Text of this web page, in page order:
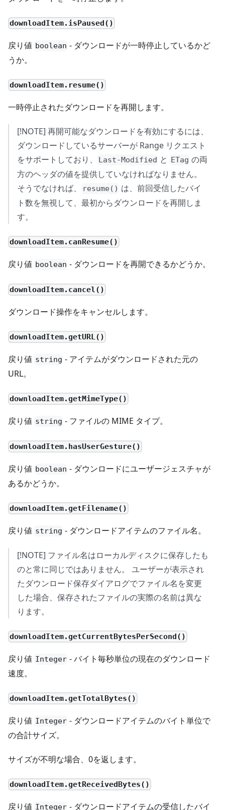
downloadItem.isPaused()
戻り値 boolean - ダウンロードが一時停止しているかど
うか。
downloadItem.resume()
一時停止されたダウンロードを再開します。
[!NOTE] 再開可能なダウンロードを有効にするには、
ダウンロードしているサーバーが Range リクエスト
をサポートしており、
Last-Modified と ETag の両
方のヘッダの値を提供していなければなりません。
そうでなければ、
resume() は、前回受信したバイ
ト数を無視して、最初からダウンロードを再開しま
す。
downloadItem.canResume()
戻り値 boolean - ダウンロードを再開できるかどうか。
downloadItem.cancel()
ダウンロード操作をキャンセルします。
downloadItem.getURL()
戻り値 string - アイテムがダウンロードされた元の
URL。
downloadItem.getMimeType()
戻り値 string - ファイルの MIME タイプ。
downloadItem.hasUserGesture()
戻り値 boolean - ダウンロードにユーザージェスチャが
あるかどうか。
downloadItem.getFilename()
戻り値 string - ダウンロードアイテムのファイル名。
[!NOTE] ファイル名はローカルディスクに保存したも
のと常に同じではありません。 ユーザーが表示され
たダウンロード保存ダイアログでファイル名を変更
した場合、保存されたファイルの実際の名前は異な
ります。
downloadItem.getCurrentBytesPerSecond()
戻り値 Integer - バイト毎秒単位の現在のダウンロード
速度。
downloadItem.getTotalBytes()
戻り値 Integer - ダウンロードアイテムのバイト単位で
の合計サイズ。
サイズが不明な場合、0を返します。
downloadItem.getReceivedBytes()
戻り値 Integer - ダウンロードアイテムの受信したバイ